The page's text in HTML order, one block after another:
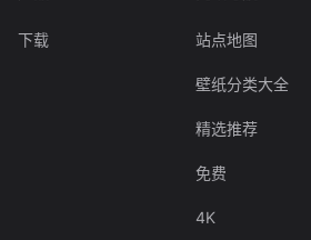
下载 站点地图
壁纸分类大全
精选推荐
免费
4K